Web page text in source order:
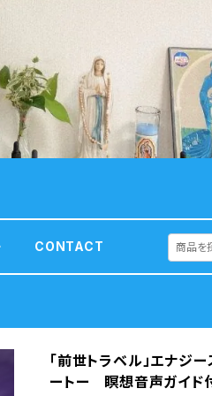
CONTACT
「前世トラベル」エナ
ートー 瞑想音声ガイド